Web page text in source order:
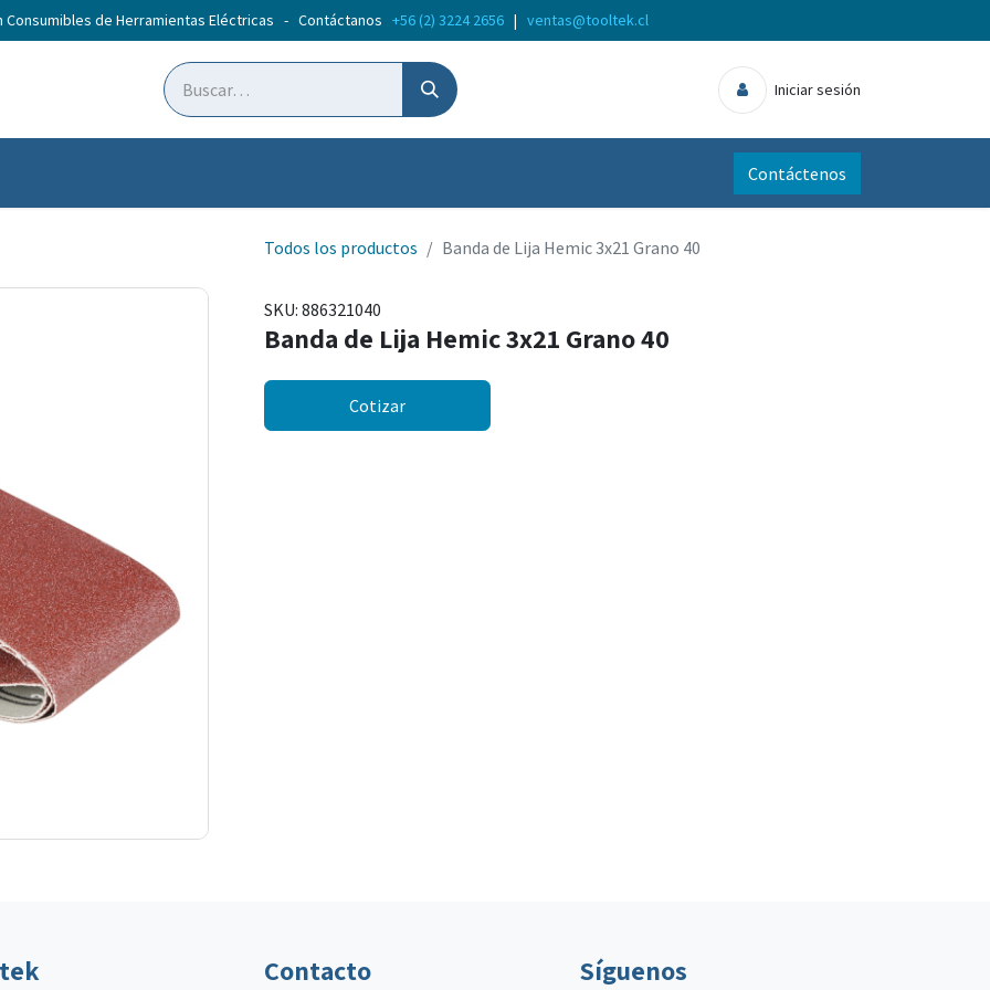
Consumibles de Herramientas Eléctricas - Contáctanos +56 (2) 3224 2656 | ventas@tooltek.cl
Iniciar sesión
Contáctenos
Todos los productos Banda de Lija Hemic 3x21 Grano 40
SKU: 886321040
Banda de Lija Hemic 3x21 Grano 40
Cotizar
Contacto Síguenos